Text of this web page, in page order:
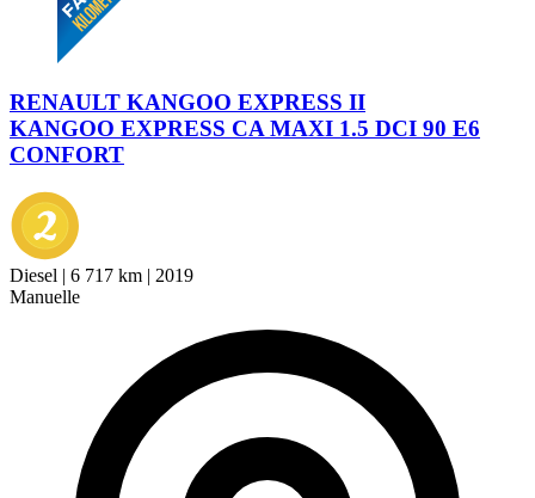
RENAULT KANGOO EXPRESS II
KANGOO EXPRESS CA MAXI 1.5 DCI 90 E6
CONFORT
Diesel | 6 717 km | 2019
Manuelle